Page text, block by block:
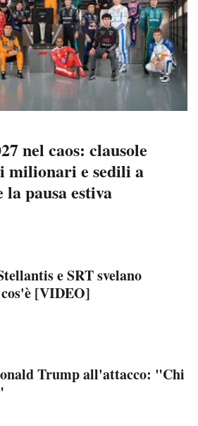
nel caos: clausole
milionari e sedili a
pausa estiva
e SRT svelano
[VIDEO]
Trump all'attacco: "Chi